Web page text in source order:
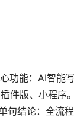
功能：AI智能
件版、小程序
句结论：全流